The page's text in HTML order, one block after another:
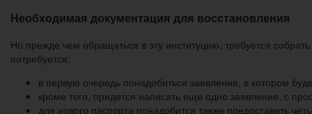
Необходимая документация для восстановления
Но прежде чем обращаться в эту институцию, требуется
потребуется:
в первую очередь понадобиться заявление, в котором
кроме того, придется написать еще одно заявление, с
для нового паспорта понадобится также предоставить